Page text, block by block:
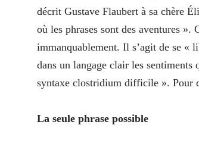
décrit Gustave Flaubert à sa chère
où les phrases sont des aventures
immanquablement. Il s’agit de se «
dans un langage clair les
syntaxe clostridium difficile ». Pour
La seule phrase possible